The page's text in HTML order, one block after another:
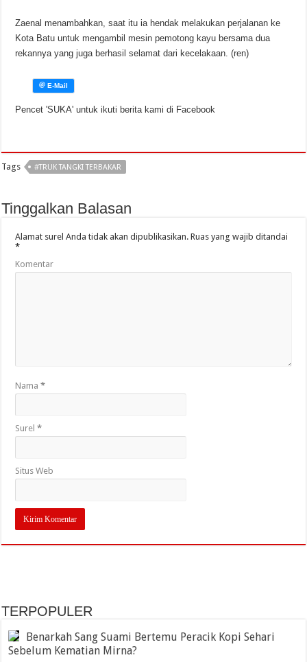
Zaenal menambahkan, saat itu ia hendak melakukan perjalanan ke
Kota Batu untuk mengambil mesin pemotong kayu bersama dua
rekannya yang juga berhasil selamat dari kecelakaan. (ren)
Pencet 'SUKA' untuk ikuti berita kami di Facebook
Tags #TRUK TANGKI TERBAKAR
Tinggalkan Balasan
Alamat surel Anda tidak akan dipublikasikan. Ruas yang wajib ditandai
*
Komentar
Nama*
Surel*
Situs Web
TERPOPULER
Benarkah Sang Suami Bertemu Peracik Kopi Sehari
Sebelum Kematian Mirna?